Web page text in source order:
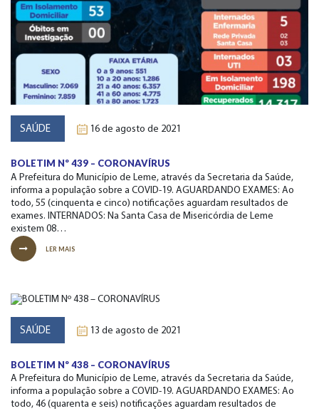
SAÚDE 16 de agosto de 2021
BOLETIM Nº 439 – CORONAVÍRUS
A Prefeitura do Município de Leme, através da Secretaria da Saúde,
informa a população sobre a COVID-19. AGUARDANDO EXAMES: Ao
todo, 55 (cinquenta e cinco) notificações aguardam resultados de
exames. INTERNADOS: Na Santa Casa de Misericórdia de Leme
existem 08…
LER MAIS
SAÚDE 13 de agosto de 2021
BOLETIM Nº 438 – CORONAVÍRUS
A Prefeitura do Município de Leme, através da Secretaria da Saúde,
informa a população sobre a COVID-19. AGUARDANDO EXAMES: Ao
todo, 46 (quarenta e seis) notificações aguardam resultados de